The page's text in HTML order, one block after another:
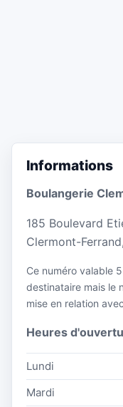
Informations
Boulangerie
185 Boulevard
Clermont-
Ce numéro valable
destinataire mais le
mise en relation
Heures
Lundi
Mardi